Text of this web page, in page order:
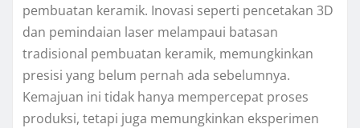
pembuatan keramik. Inovasi seperti pencetakan 3D
dan pemindaian laser melampaui batasan
tradisional pembuatan keramik, memungkinkan
presisi yang belum pernah ada sebelumnya.
Kemajuan ini tidak hanya mempercepat proses
produksi, tetapi juga memungkinkan eksperimen